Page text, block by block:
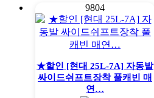
9804
★할인 [현대 25L-7A] 자동발
싸이드쉬프트장착 풀캐빈 매
연…